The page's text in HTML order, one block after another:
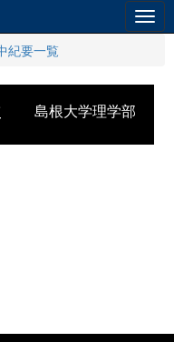
紀要一覧
島根大学理学部